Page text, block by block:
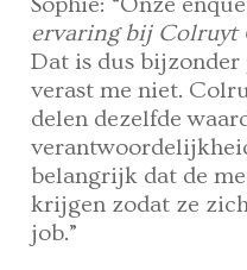
ervaring bij Colruyt
Dat is dus
verast me niet.
delen dezelfde
belangrijk dat de
krijgen zodat ze
job.”